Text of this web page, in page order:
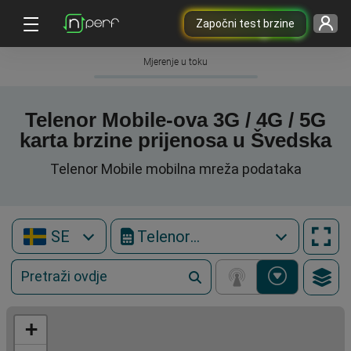
Započni test brzine
Mjerenje u toku
Telenor Mobile-ova 3G / 4G / 5G
karta brzine prijenosa u Švedska
Telenor Mobile mobilna mreža podataka
SE Telenor Mobile
+